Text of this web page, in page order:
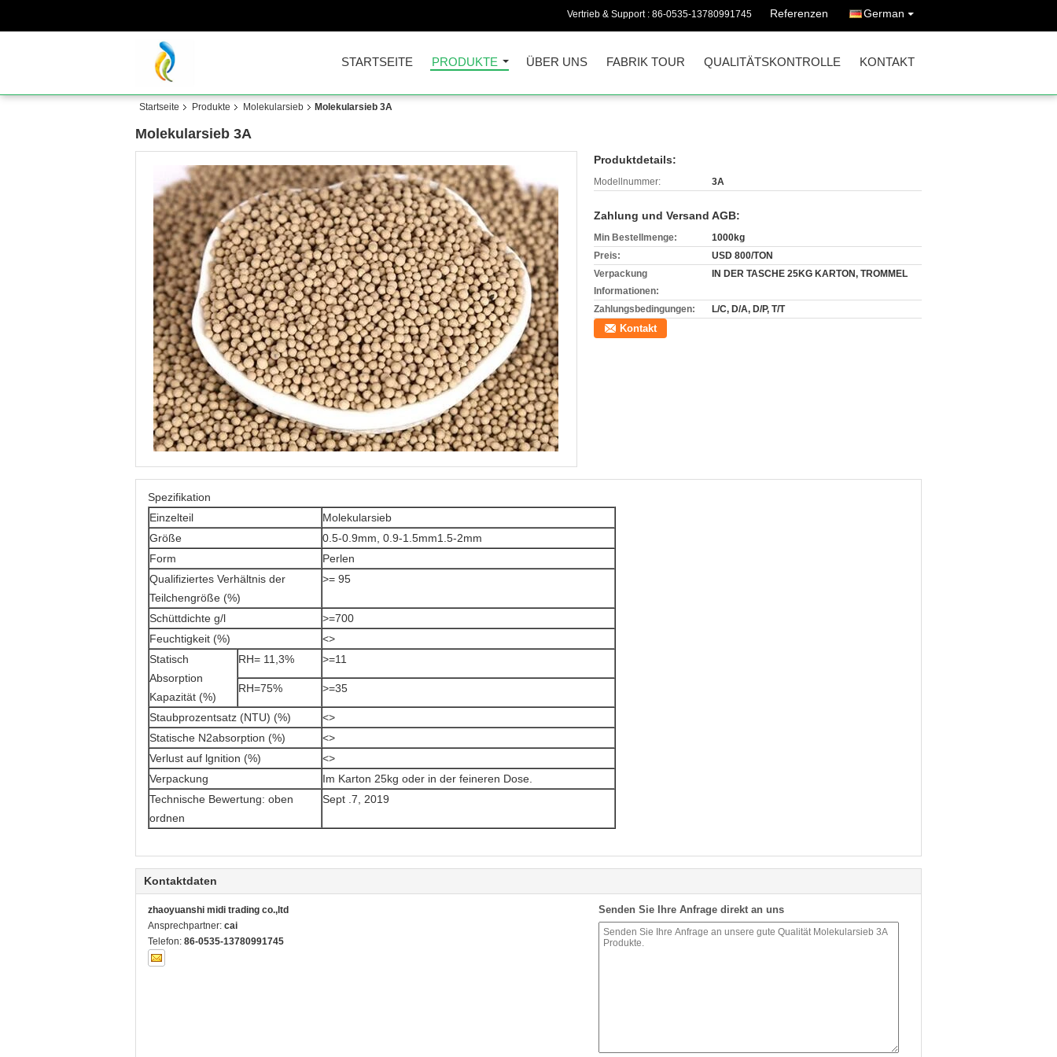
Vertrieb & Support : 86-0535-13780991745 Referenzen German
STARTSEITE PRODUKTE ÜBER UNS FABRIK TOUR QUALITÄTSKONTROLLE KONTAKT
Startseite Produkte Molekularsieb Molekularsieb 3A
Molekularsieb 3A
Produktdetails:
Modellnummer: 3A
Zahlung und Versand AGB:
Min Bestellmenge:
1000kg
Preis:
USD 800/TON
Verpackung
Informationen:
IN DER TASCHE 25KG KARTON, TROMMEL
Zahlungsbedingungen: L/C, D/A, D/P, T/T
Kontakt
Spezifikation
Einzelteil
Molekularsieb
Größe
0.5-0.9mm, 0.9-1.5mm1.5-2mm
Form
Perlen
Qualifiziertes Verhältnis der
Teilchengröße (%)
>= 95
Schüttdichte g/l
>=700
Feuchtigkeit (%)
<>
Statisch
Absorption
Kapazität (%)
RH= 11,3% >=11
RH=75% >=35
Staubprozentsatz (NTU) (%)
<>
Statische N2absorption (%)
<>
Verlust auf lgnition (%)
<>
Verpackung
Im Karton 25kg oder in der feineren Dose.
Technische Bewertung: oben
ordnen
Sept .7, 2019
Kontaktdaten
zhaoyuanshi midi trading co.,ltd
Ansprechpartner: cai
Telefon: 86-0535-13780991745
Senden Sie Ihre Anfrage direkt an uns